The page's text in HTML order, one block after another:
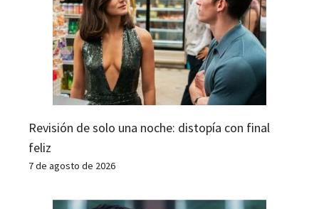
Revisión de solo una noche: distopía con final
feliz
7 de agosto de 2026